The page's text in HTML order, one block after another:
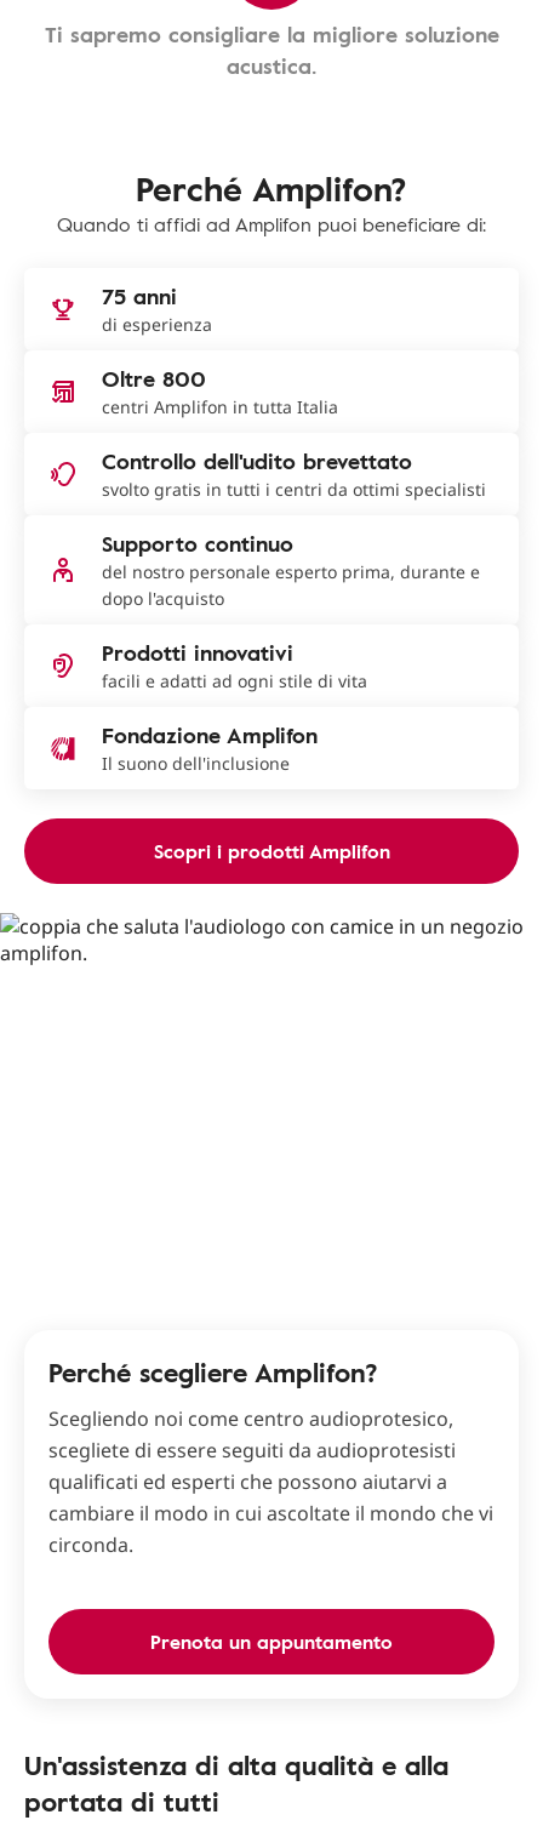
Ti sapremo consigliare la migliore soluzione
acustica.
Perché Amplifon?
Quando ti affidi ad Amplifon puoi beneficiare di:
75 anni
di esperienza
Oltre 800
centri Amplifon in tutta Italia
Controllo dell'udito brevettato
svolto gratis in tutti i centri da ottimi specialisti
Supporto continuo
del nostro personale esperto prima, durante e
dopo l'acquisto
Prodotti innovativi
facili e adatti ad ogni stile di vita
Fondazione Amplifon
Il suono dell'inclusione
Scopri i prodotti Amplifon
Perché scegliere Amplifon?
Scegliendo noi come centro audioprotesico,
scegliete di essere seguiti da audioprotesisti
qualificati ed esperti che possono aiutarvi a
cambiare il modo in cui ascoltate il mondo che vi
circonda.
Prenota un appuntamento
Un'assistenza di alta qualità e alla
portata di tutti